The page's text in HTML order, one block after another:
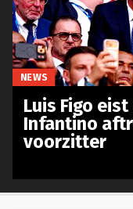
NEWS
Luis Figo
Infantino
voorzitter